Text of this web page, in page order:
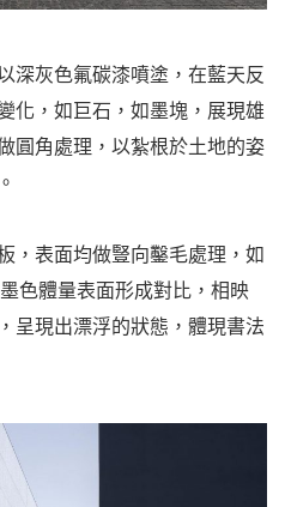
深灰色氟碳漆噴塗，在藍天反
化，如巨石，如墨塊，展現雄
圓角處理，以紮根於土地的姿
，表面均做豎向鑿毛處理，如
色體量表面形成對比，相映
呈現出漂浮的狀態，體現書法